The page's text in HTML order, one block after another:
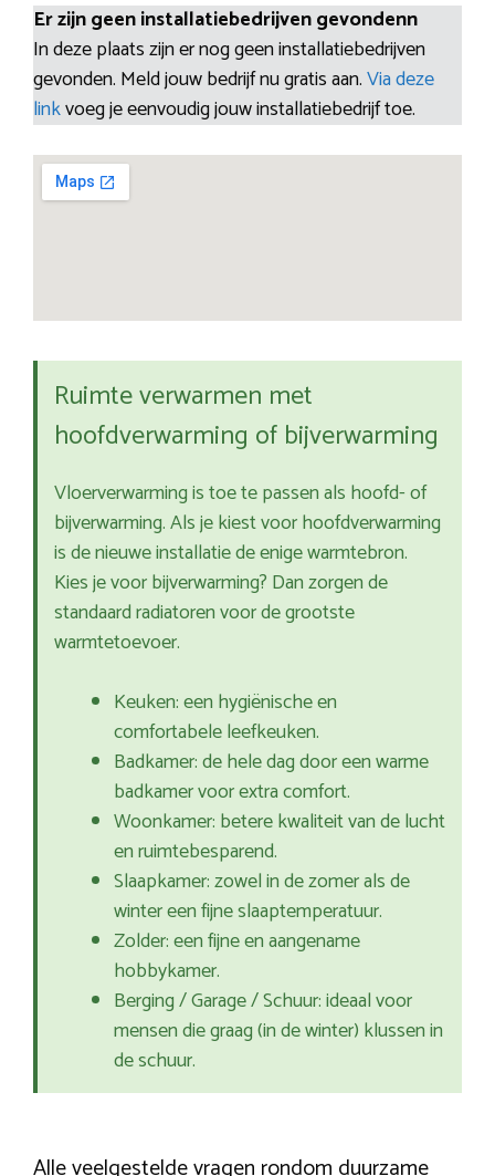
Er zijn geen installatiebedrijven gevondenn
In deze plaats zijn er nog geen installatiebedrijven
gevonden. Meld jouw bedrijf nu gratis aan.Via deze
linkvoeg je eenvoudig jouw installatiebedrijf toe.
Ruimte verwarmen met
hoofdverwarming of bijverwarming
Vloerverwarming is toe te passen als hoofd- of
bijverwarming. Als je kiest voor hoofdverwarming
is de nieuwe installatie de enige warmtebron.
Kies je voor bijverwarming? Dan zorgen de
standaard radiatoren voor de grootste
warmtetoevoer.
Keuken: een hygiënische en
comfortabele leefkeuken.
Badkamer: de hele dag door een warme
badkamer voor extra comfort.
Woonkamer: betere kwaliteit van de lucht
en ruimtebesparend.
Slaapkamer: zowel in de zomer als de
winter een fijne slaaptemperatuur.
Zolder: een fijne en aangename
hobbykamer.
Berging / Garage / Schuur: ideaal voor
mensen die graag (in de winter) klussen in
de schuur.